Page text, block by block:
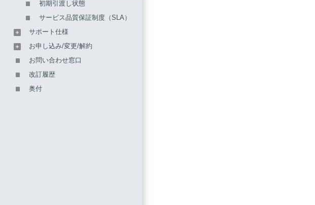
初期引渡し状態
サービス品質保証制度（SLA）
サポート仕様
お申し込み/変更/解約
お問い合わせ窓口
改訂履歴
奥付